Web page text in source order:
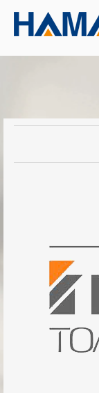
Interaktive
VM-3000 Serie
VX-3000 Serie